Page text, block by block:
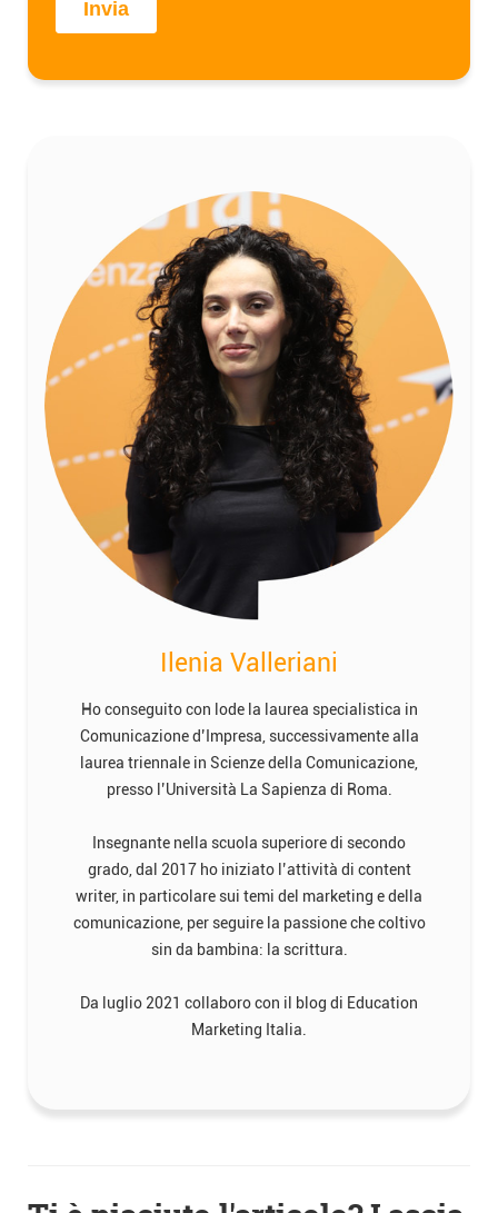
Ilenia Valleriani
Ho conseguito con lode la laurea specialistica in
Comunicazione d’Impresa, successivamente alla
laurea triennale in Scienze della Comunicazione,
presso l’Università La Sapienza di Roma.
Insegnante nella scuola superiore di secondo
grado, dal 2017 ho iniziato l’attività di content
writer, in particolare sui temi del marketing e della
comunicazione, per seguire la passione che coltivo
sin da bambina: la scrittura.
Da luglio 2021 collaboro con il blog di Education
Marketing Italia.